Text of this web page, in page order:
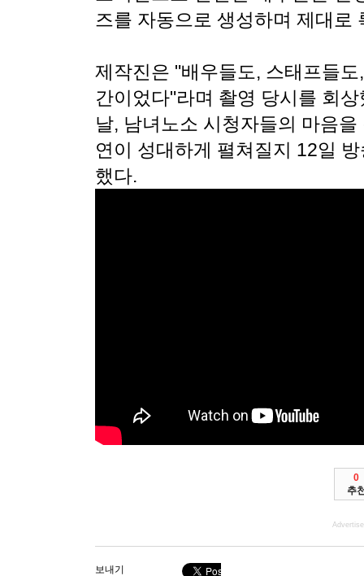
즈를 자동으로 생성하며 제대로
제작진은 "배우들도, 스태프들
간이었다"라며 촬영 당시를 회
날, 남녀노소 시청자들의 마음
연이 성대하게 펼쳐질지 12일
했다.
0
추
보내기